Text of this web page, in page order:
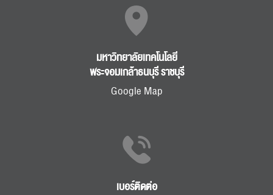
มหาวิทยาลัยเทคโนโลยี
พระจอมเกล้าธนบุรี ราชบุรี
Google Map
เบอร์ติดต่อ